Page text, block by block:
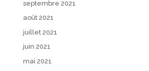
septembre 2021
août 2021
juillet 2021
juin 2021
mai 2021